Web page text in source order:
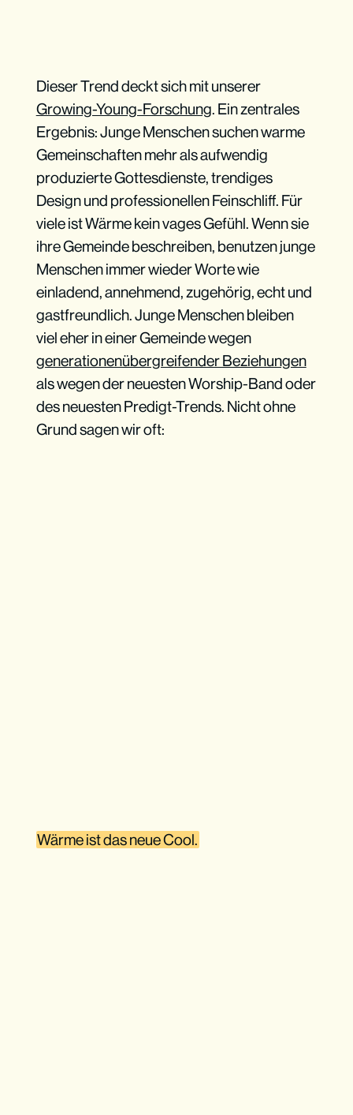
Dieser Trend deckt sich mit unserer
Growing-Young-Forschung. Ein zentrales
Ergebnis: Junge Menschen suchen warme
Gemeinschaften mehr als aufwendig
produzierte Gottesdienste, trendiges
Design und professionellen Feinschliff. Für
viele ist Wärme kein vages Gefühl. Wenn sie
ihre Gemeinde beschreiben, benutzen junge
Menschen immer wieder Worte wie
einladend, annehmend, zugehörig, echt und
gastfreundlich. Junge Menschen bleiben
viel eher in einer Gemeinde wegen
generationenübergreifender Beziehungen
als wegen der neuesten Worship-Band oder
des neuesten Predigt-Trends. Nicht ohne
Grund sagen wir oft:
Wärme ist das neue Cool.